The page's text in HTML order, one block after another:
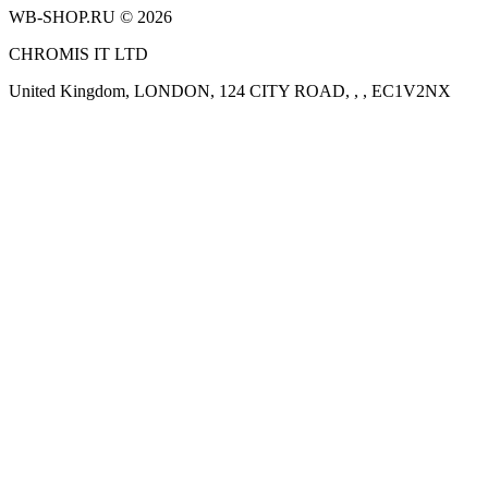
WB-SHOP.RU © 2026
CHROMIS IT LTD
United Kingdom, LONDON, 124 CITY ROAD, , , EC1V2NX